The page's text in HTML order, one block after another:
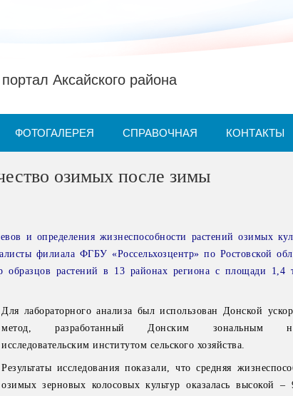
Аксайского района
ФОТОГАЛЕРЕЯ СПРАВОЧНАЯ КОНТАКТЫ
озимых после зимы
и определения жизнеспособности растений озимых
филиала ФГБУ «Россельхозцентр» по Ростовской
образцов растений в 13 районах региона с площади 1,4
Для лабораторного анализа был использован Донской
метод, разработанный Донским зональным
исследовательским институтом сельского хозяйства.
Результаты исследования показали, что средняя
озимых зерновых колосовых культур оказалась высокой –